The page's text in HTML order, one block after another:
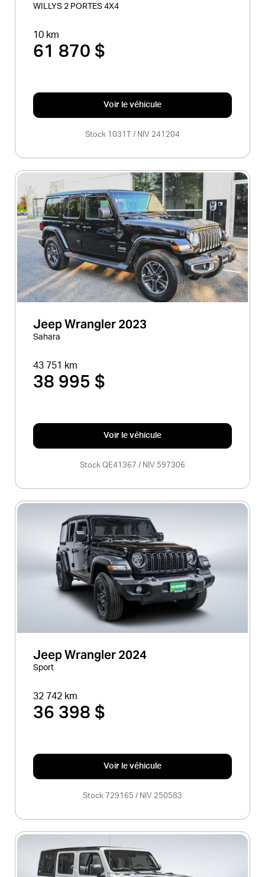
WILLYS 2 PORTES 4X4
10 km
61 870 $
Voir le véhicule
Stock 1031T / NIV 241204
Jeep Wrangler 2023
Sahara
43 751 km
38 995 $
Voir le véhicule
Stock QE41367 / NIV 597306
Jeep Wrangler 2024
Sport
32 742 km
36 398 $
Voir le véhicule
Stock 729165 / NIV 250583